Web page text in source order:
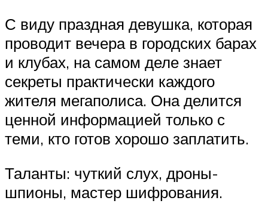
С виду праздная девушка, которая
проводит вечера в городских барах
и клубах, на самом деле знает
секреты практически каждого
жителя мегаполиса. Она делится
ценной информацией только с
теми, кто готов хорошо заплатить.
Таланты: чуткий слух, дроны-
шпионы, мастер шифрования.